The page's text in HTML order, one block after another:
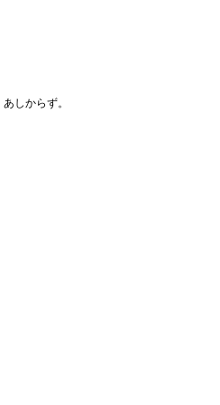
しからず。